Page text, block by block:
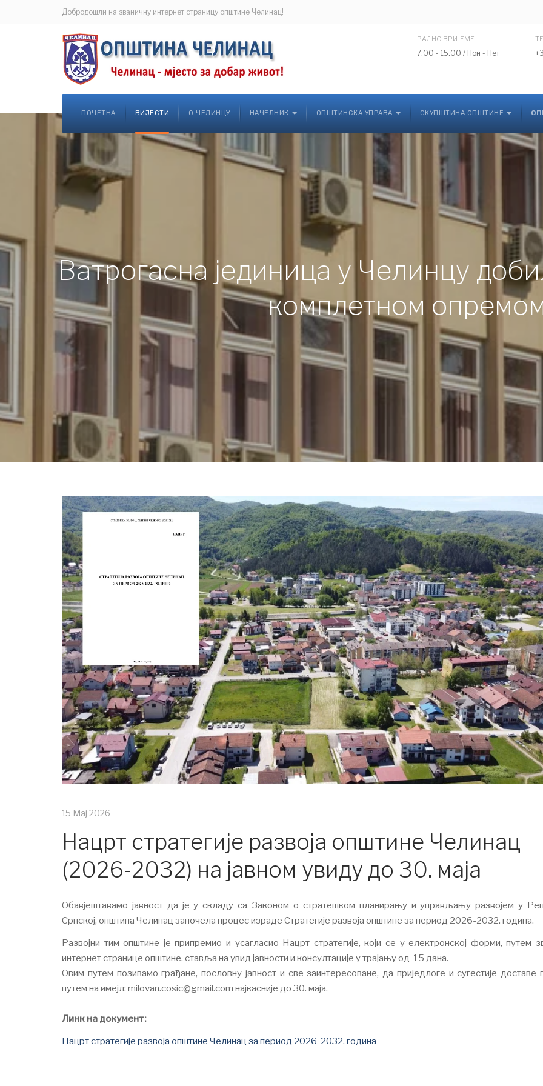
Добродошли на званичну интернет страницу општине Челинац!
РАДНО ВРИЈЕМЕ
7.00 - 15.00 / Пон - Пет
ПОЧЕТНА ВИЈЕСТИ О ЧЕЛИНЦУ НАЧЕЛНИК ОПШТИНСКА УПРАВА СКУПШТИНА ОПШТИНЕ
Ватрогасна јединица у Челинцу
комплетном
15 Мај 2026
Нацрт стратегије развоја општине Челинац
(2026-2032) на јавном увиду до 30. маја
Обавјештавамо јавност да је у складу са Законом о стратешком планирању и управљању развојем у
Српској, општина Челинац започела процес израде Стратегије развоја општине за период 2026-2032. година.
Развојни тим општине је припремио и усагласио Нацрт стратегије, који се у електронској форми, путем
интернет странице општине, ставља на увид јавности и консултације у трајању од 15 дана.
Овим путем позивамо грађане, пословну јавност и све заинтересоване, да приједлоге и сугестије доставе
путем на имејл: milovan.cosic@gmail.com најкасније до 30. маја.
Линк на документ:
Нацрт стратегије развоја општине Челинац за период 2026-2032. година